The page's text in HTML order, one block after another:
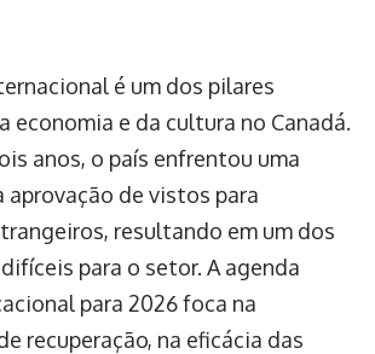
é um dos pilares
economia e da cultura no Canadá.
anos, o país enfrentou uma
de vistos para
resultando em um dos
para o setor. A agenda
para 2026 foca na
recuperação, na eficácia das